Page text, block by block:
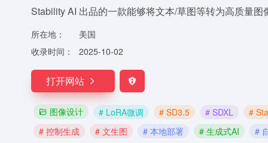
Stability AI 出品的一款能够将文本/草图等转为高质量
所在地：
美国
收录时间：
2025-10-02
打开网站
图像设计 # LoRA微调 # SD3.5 # SDXL
#
# 控制生成
# 文生图 # 本地部署 # 生成式AI #